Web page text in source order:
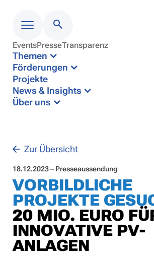
Menü
EventsPresseTransparenz
Themen
Förderungen
Projekte
News & Insights
Über uns
Zur Übersicht
18.12.2023 – Presseaussendung
VORBILDLICHE
PROJEKTE
20 MIO. EURO
INNOVATIVE PV-
ANLAGEN